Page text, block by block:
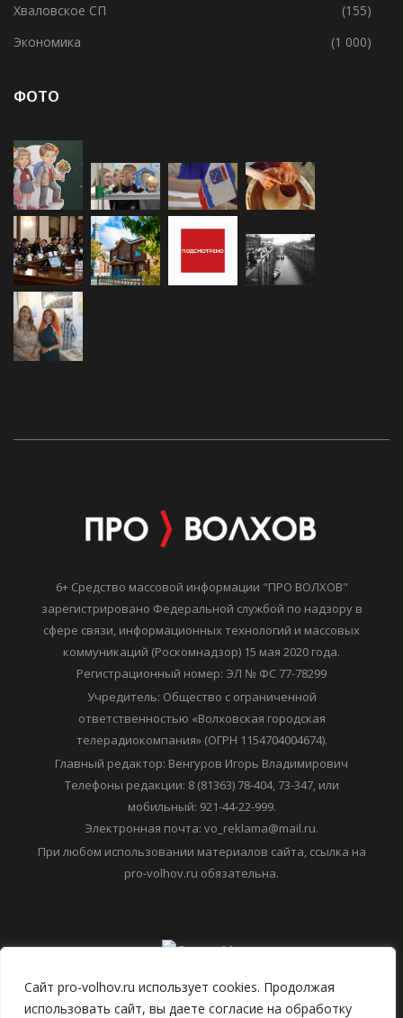
Сайт pro-volhov.ru использует cookies. Продолжая
использовать сайт, вы даете согласие на обработку
Хваловское СП
(155)
Экономика
(1 000)
ФОТО
6+ Средство массовой информации "ПРО ВОЛХОВ"
зарегистрировано Федеральной службой по надзору в
сфере связи, информационных технологий и массовых
коммуникаций (Роскомнадзор) 15 мая 2020 года.
Регистрационный номер: ЭЛ № ФС 77-78299
Учредитель: Общество с ограниченной
ответственностью «Волховская городская
телерадиокомпания» (ОГРН 1154704004674).
Главный редактор: Венгуров Игорь Владимирович
Телефоны редакции: 8 (81363) 78-404, 73-347, или
мобильный: 921-44-22-999.
Электронная почта: vo_reklama@mail.ru.
При любом использовании материалов сайта, ссылка на
pro-volhov.ru обязательна.